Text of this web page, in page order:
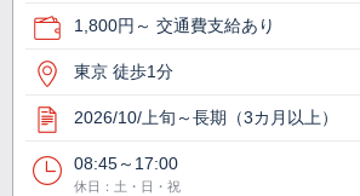
1,800円～ 交通費支給あり
東京 徒歩1分
2026/10/上旬～長期（3カ月以上）
08:45～17:00
休日：土・日・祝